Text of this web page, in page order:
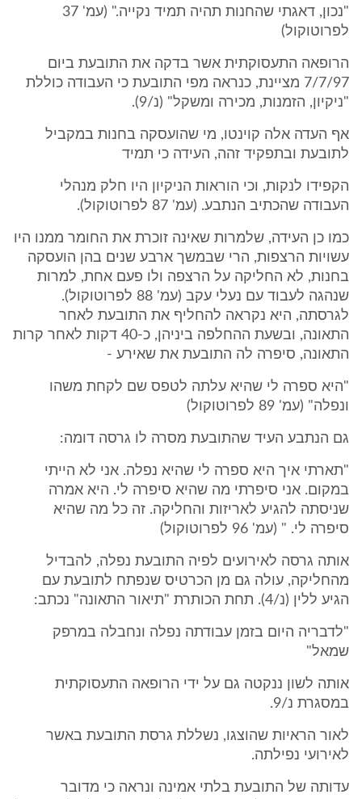
"נכון, דאגתי שהחנות תהיה תמיד נקייה." (עמ' 37
לפרוטוקול)
הרופאה התעסוקתית אשר בדקה את התובעת ביום
7/7/97 מציינת, כנראה מפי התובעת כי העבודה כוללת
"ניקיון, הזמנות, מכירה ומשקל" (נ/9).
אף העדה אלה קוינטו, מי שהועסקה בחנות במקביל
לתובעת ובתפקיד זהה, העידה כי תמיד
הקפידו לנקות, וכי הוראות הניקיון היו חלק מנהלי
העבודה שהכתיב הנתבע. (עמ' 87 לפרוטוקול).
כמו כן העידה, שלמרות שאינה זוכרת את החומר ממנו היו
עשויות הרצפות, הרי שבמשך ארבע שנים בהן הועסקה
בחנות, לא החליקה על הרצפה ולו פעם אחת, למרות
שנהגה לעבוד עם נעלי עקב (עמ' 88 לפרוטוקול).
לגרסתה, היא נקראה להחליף את התובעת לאחר
התאונה, ובשעת ההחלפה ביניהן, כ-40 דקות לאחר קרות
התאונה, סיפרה לה התובעת את שאירע -
"היא ספרה לי שהיא עלתה לטפס שם לקחת משהו
ונפלה" (עמ' 89 לפרוטוקול)
גם הנתבע העיד שהתובעת מסרה לו גרסה דומה:
"תארתי איך היא ספרה לי שהיא נפלה. אני לא הייתי
במקום. אני סיפרתי מה שהיא סיפרה לי. היא אמרה
שניסתה להגיע לאריזות והחליקה. זה כל מה שהיא
סיפרה לי. " (עמ' 96 לפרוטוקול)
אותה גרסה לאירועים לפיה התובעת נפלה, להבדיל
מהחליקה, עולה גם מן הכרטיס שנפתח לתובעת עם
הגיע ללין (נ/4). תחת הכותרת "תיאור התאונה" נכתב:
"לדבריה היום בזמן עבודתה נפלה ונחבלה במרפק
שמאל"
אותה לשון ננקטה גם על ידי הרופאה התעסוקתית
במסגרת נ/9.
לאור הראיות שהוצגו, נשללת גרסת התובעת באשר
לאירועי נפילתה.
עדותה של התובעת בלתי אמינה ונראה כי מדובר